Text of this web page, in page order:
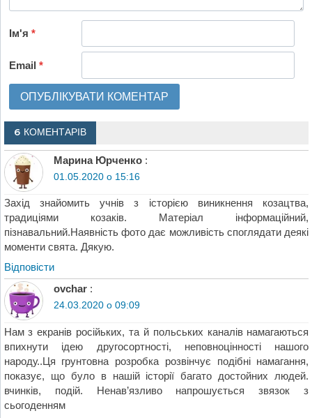
Ім'я*
Email*
6 КОМЕНТАРІВ
Марина Юрченко :
01.05.2020 о 15:16
Захід знайомить учнів з історією виникнення козацтва,
традиціями козаків. Матеріал інформаційний,
пізнавальний.Наявність фото дає можливість споглядати деякі
моменти свята. Дякую.
Відповіcти
ovchar :
24.03.2020 о 09:09
Нам з екранів російьких, та й польських каналів намагаються
впихнути ідею другосортності, неповноцінності нашого
народу..Ця грунтовна розробка розвінчує подібні намагання,
показує, що було в нашій історії багато достойних людей.
вчинків, подій. Ненав’язливо напрошується звязок з
сьогоденням